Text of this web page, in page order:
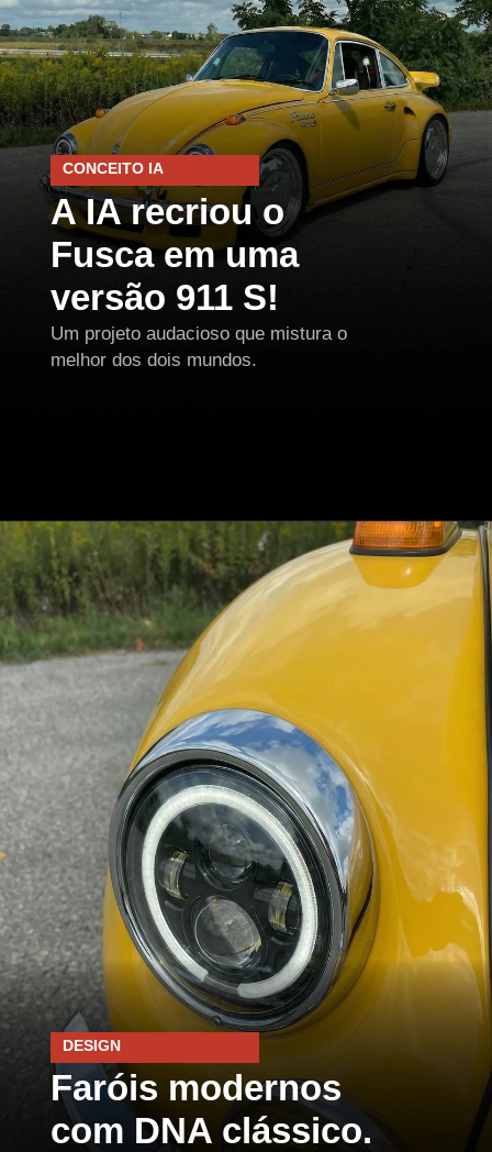
CONCEITO IA
A IA recriou o
Fusca em uma
versão 911 S!
Um projeto audacioso que mistura o
melhor dos dois mundos.
DESIGN
Faróis modernos
com DNA clássico.